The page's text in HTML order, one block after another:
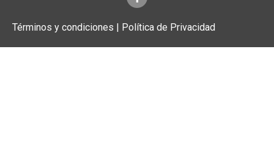
Términos y condiciones | Política de Privacidad